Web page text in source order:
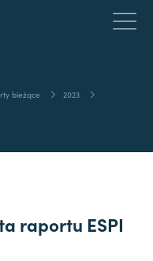
bieżące
2023
raportu ESPI